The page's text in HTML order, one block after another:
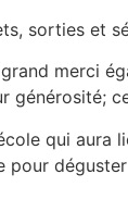
sorties et
merci
qui